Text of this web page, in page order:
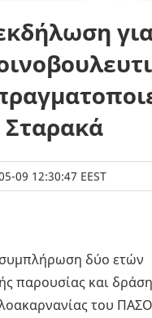
Σταρακά
09 12:30:47 EEST
δύο ετών
παρουσίας και
του